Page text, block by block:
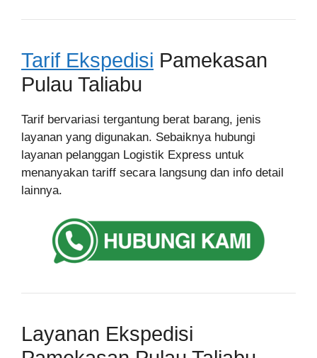
Tarif Ekspedisi Pamekasan
Pulau Taliabu
Tarif bervariasi tergantung berat barang, jenis
layanan yang digunakan. Sebaiknya hubungi
layanan pelanggan Logistik Express untuk
menanyakan tariff secara langsung dan info detail
lainnya.
Layanan Ekspedisi